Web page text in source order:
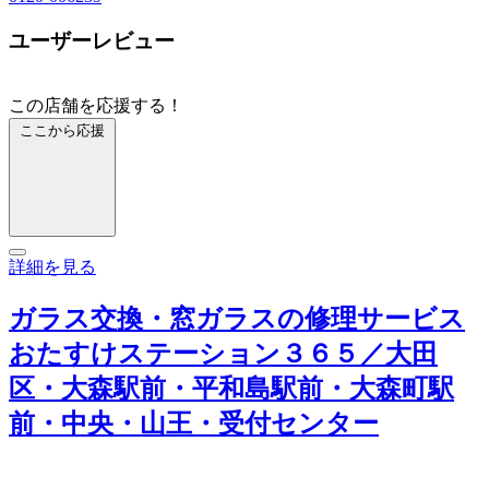
ユーザーレビュー
この店舗を応援する！
ここから応援
詳細を見る
ガラス交換・窓ガラスの修理サービス
おたすけステーション３６５／大田
区・大森駅前・平和島駅前・大森町駅
前・中央・山王・受付センター